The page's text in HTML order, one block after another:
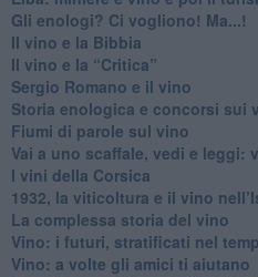
​Gli enologi? Ci vogliono! Ma...!
​Il vino e la Bibbia
​Il vino e la “Critica”
Sergio Romano e il vino
​Storia enologica e concorsi sui
Fiumi di parole sul vino
​Vai a uno scaffale, vedi e leggi:
​I vini della Corsica
​1932, la viticoltura e il vino
​La complessa storia del vino
​Vino: i futuri, stratificati nel
Vino: a volte gli amici ti aiutano